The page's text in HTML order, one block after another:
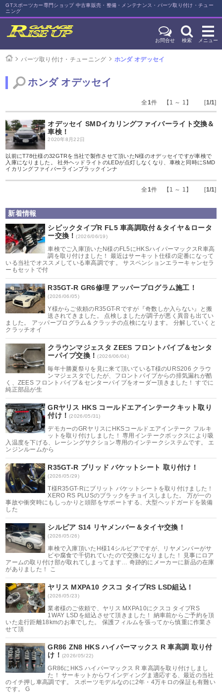
GTスポーツカー専門ショップ 中古車販売・整備・メンテナンス・パーツ取り付け・チュー
ニング
お問合せ 検索 メニュー
パーツ取り付け・チューニング ホンダ オデッセイ
ホンダ オデッセイ
全1件 【1 ～ 1】 [1/1]
オデッセイ SMDイカリングファイバーライト交換＆
車検！
2020年8月22日
以前にT78仕様の32GTRを当社で製作させて頂いたN様のオデッセイですが車検で
入庫になりました。 社外ヘッドライトのLEDが点灯しなくなり、車検と同時にSMD
イカリングファイバーラインブラックインナ
全1件 【1 ～ 1】 [1/1]
新着情報
シビックタイプR FL5 車高調取付＆タイヤ＆ロータ
ー交換！(2026/06/19)
車検でご入庫頂いたN様のFL5にHKSハイパーマックスR車高
調を取り付けました！ 最近はサーキット仕様の定番になって
いる当社でオススメしている車高調です。 サスペンションエラーキャンセラ
ーもセットで付
R35GT-R GR6修理 アッパープログラム施工！
(2026/06/05)
Y様からご依頼のR35GT-Rですが『奇数しか入らない』と搬
送されてきました。 点検しましたが調子が悪く異音も出てい
ました。 アッパープログラム＆クラッチの点検になります。 分解していくと
クラッチオイ
クラウンマジェスタ ZEES フロントパイプ＆センタ
ーパイプ交換！(2026/06/04)
毎年十勝夏祭りを見に来て頂いているT様のURS206 クラウ
ンマジェスタでしたが、フロントパイプからの排気漏れが酷
く、ZEES フロントパイプ＆センターパイプをオーダー頂きました！ すでに
純正部品が生
GRヤリス HKS コールドエアインテークキット取り
付け！(2026/05/31)
デモカーのGRヤリスにHKSコールドエアインテーク フルキ
ットを取り付けしました！ 専用インテークボックスにより吸
入温度を下げる、レーシングサクション専用のインテークシステムです。 エ
ンジンルームから
R35GT-R ブリッド バケットシート 取り付け！
(2026/05/29)
T様R35GT-Rにブリット バケットシートを取り付けました！
XERO RS PLUSのブラックをチョイスしました。 万が一の
事故や衝突時にもしっかりと頭部をサポートする、大型ヘッドガードを装備
した
シルビア S14 リヤメンバー＆タイヤ交換！
(2026/05/26)
車検で入庫頂いたH様14シルビアですが、リヤメンバーがサ
ビや腐食で千切れていたので交換になりました！ 見事にロア
アームの取り付け部が取れてしまってます… 奇跡的にメーカーに新品の在庫
がありました！ こ
ヤリス MXPA10 クスコ タイプRS LSD組込！
(2026/05/23)
業者様のご依頼で、ヤリス MXPA10にクスコ タイプRS
1WAY LSDを組込させて頂きました！ 納車前からご予約を頂
いた走行距離18kmのお車でした。 保護フィルムを張ってから慎重に作業さ
せて頂
GR86 ZN8 HKS ハイパーマックス R 車高調 取り付
け！ (2026/05/22)
GR86にHKS ハイパーマックス R 車高調を取り付けしまし
た！ サーキットからワインディングま適応する、最近の当社
のイチ押し車高調です。 スポーツモデルなのに2年・4万キロの保証も有難い
です。 G